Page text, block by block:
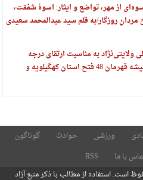
از مهر، تواضع و ایثار: اسوهٔ شفقت،
مردانِ روزگار/به قلم سید عبدالمحمد سعیدی
ولایتی‌نژاد به مناسبت ارتقای درجه
فرمانده تیپ همیشه قهرمان 48 فتح استان کهگیلویه و
ورزشی حوادث
گوناگون
با ما
RSS
است. استفاده از مطالب با ذکر منبع آزاد